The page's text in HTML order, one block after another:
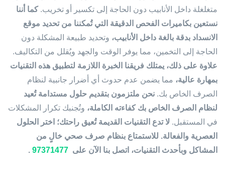
متغلغلة داخل الأنابيب دون الحاجة إلى تكسير أو تخريب.كما أننا
نستعين بكاميرات الفحص الدقيقة التي تُمكننا من تحديد موقع
الانسداد بدقة بالغة داخل الأنابيب، وتحديد طبيعة المشكلة دون
الحاجة إلى التخمين، مما يوفر الوقت والجهد ويُقلل من التكاليف.
علاوة على ذلك، يمتلك فريقنا الخبرة اللازمة لتطبيق هذه التقنيات
بمهارة عالية، مما يضمن عدم حدوث أي أضرار جانبية لنظام
الصرف الخاص بك. نحن ملتزمون بتقديم حلول مستدامة تُعيد
لنظام الصرف الخاص بك كفاءته الكاملة، وتُجنبك تكرار المشكلات
في المستقبل. لا تدع التقنيات القديمة تُعيق راحتك؛ اختر الحلول
العصرية والفعالة. للاستمتاع بنظام صرف صحي خالٍ من
المشاكل وبأحدث التقنيات، اتصل بنا الآن على 97371477
.